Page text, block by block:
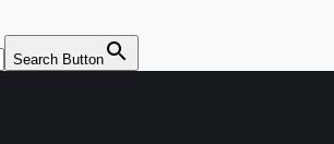
Search Button